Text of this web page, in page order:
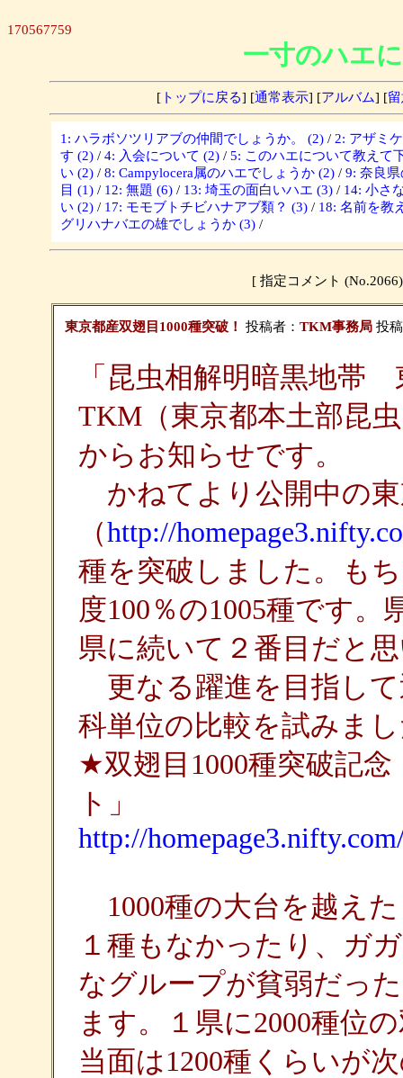
170567759
一寸のハエ
[トップに戻る] [通常表示] [アルバム] [
1: ハラボソツリアブの仲間でしょうか。 (2) / 2: アザミ
す (2) / 4: 入会について (2) / 5: このハエについて教えて
い (2) / 8: Campylocera属のハエでしょうか (2) / 9: 奈良
目 (1) / 12: 無題 (6) / 13: 埼玉の面白いハエ (3) / 14: 小さ
い (2) / 17: モモブトチビハナアブ類？ (3) / 18: 名前を教
グリハナバエの雄でしょうか (3) /
[ 指定コメント
東京都産双翅目1000種突破！ 投稿者： TKM事務局投稿
「昆虫相解明暗黒地帯
TKM（東京都本土部昆
からお知らせです。
かねてより公開中の
（http://
種を突破しました。も
度100％の1005種です。
県に続いて２番目だと
更なる躍進を目指して
科単位の比較を試みま
★双翅目1000種突破記
ト」
http://
1000種の大台を越え
１種もなかったり、ガ
なグループが貧弱だっ
ます。１県に2000種位
当面は1200種くらいが